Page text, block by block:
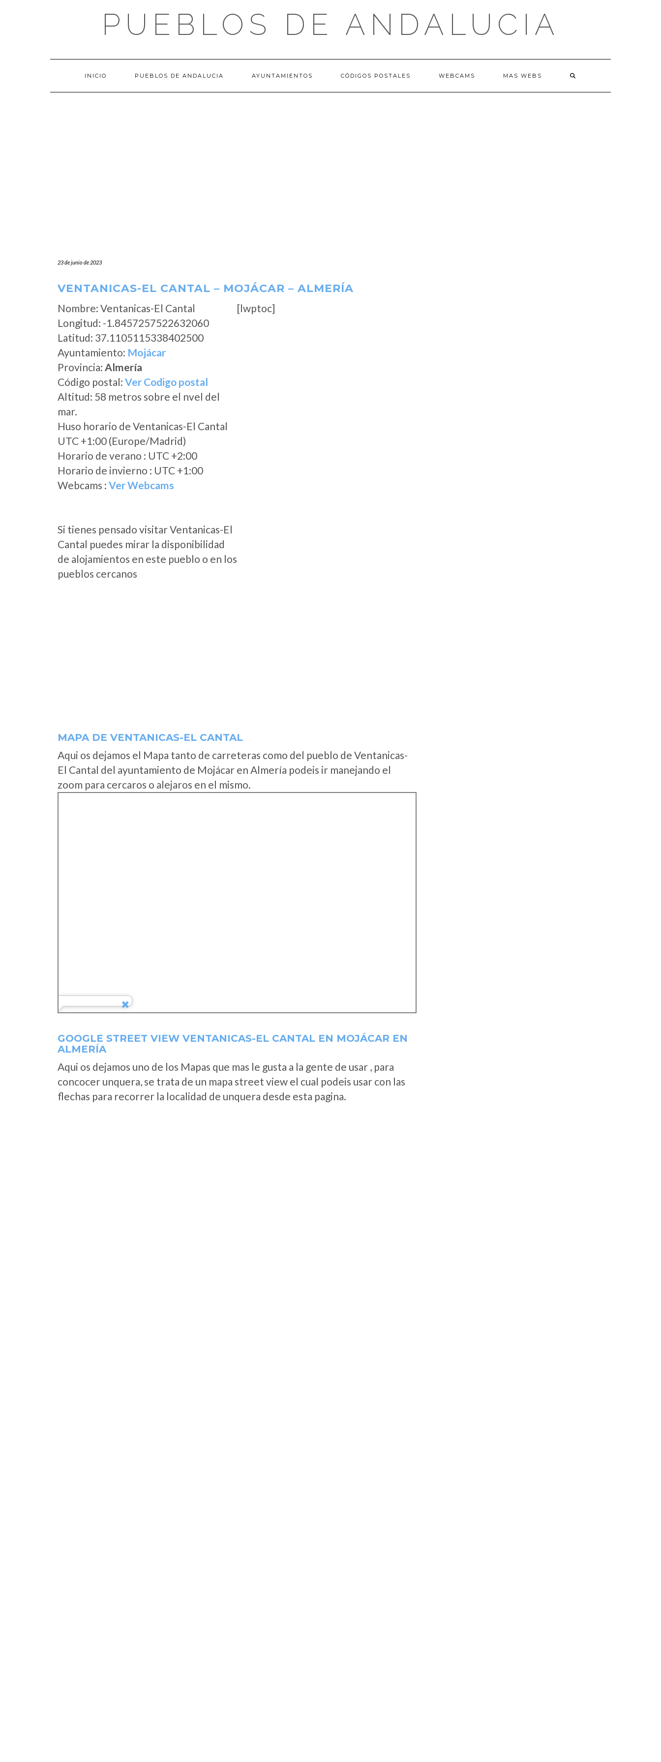
PUEBLOS DE ANDALUCIA
INICIO PUEBLOS DE ANDALUCIA AYUNTAMIENTOS CÓDIGOS POSTALES WEBCAMS MAS WEBS
23 de junio de 2023
VENTANICAS-EL CANTAL – MOJÁCAR – ALMERÍA
Nombre: Ventanicas-El Cantal
Longitud: -1.8457257522632060
Latitud: 37.1105115338402500
Ayuntamiento: Mojácar
Provincia: Almería
Código postal: Ver Codigo postal
Altitud: 58 metros sobre el nvel del
mar.
Huso horario de Ventanicas-El Cantal
UTC +1:00 (Europe/Madrid)
Horario de verano : UTC +2:00
Horario de invierno : UTC +1:00
Webcams : Ver Webcams
Si tienes pensado visitar Ventanicas-El
Cantal puedes mirar la disponibilidad
de alojamientos en este pueblo o en los
pueblos cercanos
[lwptoc]
MAPA DE VENTANICAS-EL CANTAL
Aqui os dejamos el Mapa tanto de carreteras como del pueblo de Ventanicas-
El Cantal del ayuntamiento de Mojácar en Almería podeis ir manejando el
zoom para cercaros o alejaros en el mismo.
GOOGLE STREET VIEW VENTANICAS-EL CANTAL EN MOJÁCAR EN
ALMERÍA
Aqui os dejamos uno de los Mapas que mas le gusta a la gente de usar , para
concocer unquera, se trata de un mapa street view el cual podeis usar con las
flechas para recorrer la localidad de unquera desde esta pagina.